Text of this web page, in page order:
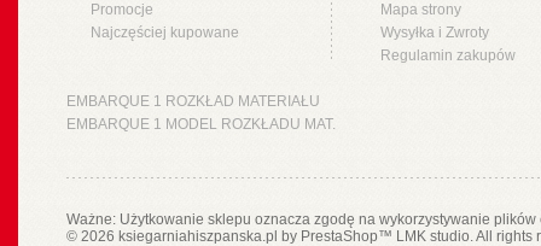
Promocje
Najczęściej kupowane
Mapa strony
Wysyłka i Zwroty
Regulamin zakupów
EMBARQUE 1 ROZKŁAD MATERIAŁU
EMBARQUE 1 MODEL ROZKŁADU MAT.
Ważne: Użytkowanie sklepu oznacza zgodę na wykorzystywanie
© 2026 ksiegarniahiszpanska.pl by PrestaShop™ LMK studio. All rights